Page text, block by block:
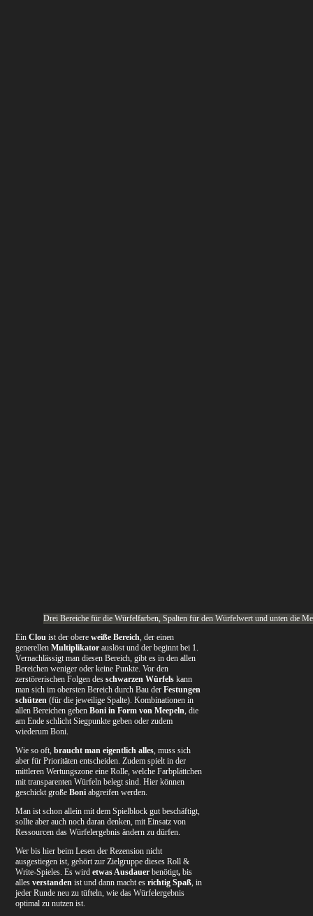
Drei Bereiche für die Würfelfarben, Spalten für den Würfelwert und unten die
EinClou ist der obereweiße Bereich, der einen
generellenMultiplikator auslöst und der beginnt bei 1.
Vernachlässigt man diesen Bereich, gibt es in den allen
Bereichen weniger oder keine Punkte. Vor den
zerstörerischen Folgen desschwarzen Würfels kann
man sich im obersten Bereich durch Bau derFestungen
schützen (für die jeweilige Spalte). Kombinationen in
allen Bereichen gebenBoni in Form von Meepeln, die
am Ende schlicht Siegpunkte geben oder zudem
wiederum Boni.
Wie so oft,braucht man eigentlich alles, muss sich
aber für Prioritäten entscheiden. Zudem spielt in der
mittleren Wertungszone eine Rolle, welche Farbplättchen
mit transparenten Würfeln belegt sind. Hier können
geschickt großeBoni abgreifen werden.
Man ist schon allein mit dem Spielblock gut beschäftigt,
sollte aber auch noch daran denken, mit Einsatz von
Ressourcen das Würfelergebnis ändern zu dürfen.
Wer bis hier beim Lesen der Rezension nicht
ausgestiegen ist, gehört zur Zielgruppe dieses Roll &
Write-Spieles. Es wirdetwas Ausdauerbenötigt, bis
alles verstanden ist und dann macht esrichtig Spaß, in
jeder Runde neu zu tüfteln, wie das Würfelergebnis
optimal zu nutzen ist.